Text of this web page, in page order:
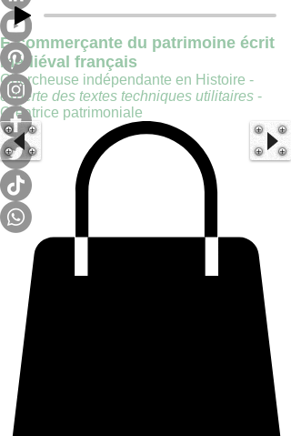
E-commerçante du patrimoine écrit
médiéval français
Chercheuse indépendante en Histoire -
experte des textes techniques utilitaires -
Créatrice patrimoniale